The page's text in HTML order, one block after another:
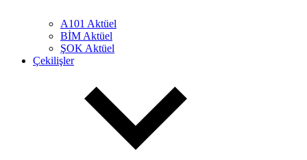
A101 Aktüel
BİM Aktüel
ŞOK Aktüel
Çekilişler